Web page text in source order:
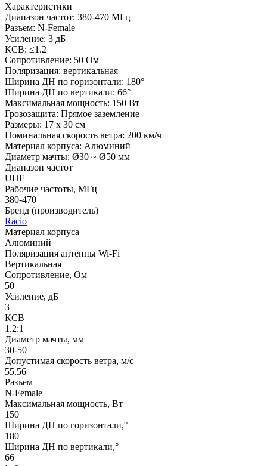
Характеристики
Диапазон частот: 380-470 МГц
Разъем: N-Female
Усиление: 3 дБ
КСВ: ≤1.2
Сопротивление: 50 Ом
Поляризация: вертикальная
Ширина ДН по горизонтали: 180°
Ширина ДН по вертикали: 66°
Максимальная мощность: 150 Вт
Грозозащита: Прямое заземление
Размеры: 17 x 30 см
Номинальная скорость ветра: 200 км/ч
Материал корпуса: Алюминий
Диаметр мачты: Ø30 ~ Ø50 мм
Диапазон частот
UHF
Рабочие частоты, МГц
380-470
Бренд (производитель)
Raciо
Материал корпуса
Алюминий
Поляризация антенны Wi-Fi
Вертикальная
Сопротивление, Ом
50
Усиление, дБ
3
КСВ
1.2:1
Диаметр мачты, мм
30-50
Допустимая скорость ветра, м/с
55.56
Разъем
N-Female
Максимальная мощность, Вт
150
Ширина ДН по горизонтали,°
180
Ширина ДН по вертикали,°
66